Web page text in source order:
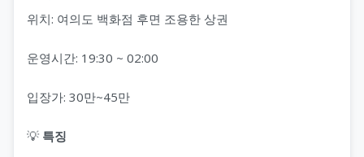
위치: 여의도 백화점 후면 조용한 상권
운영시간: 19:30 ~ 02:00
입장가: 30만~45만
💡 특징